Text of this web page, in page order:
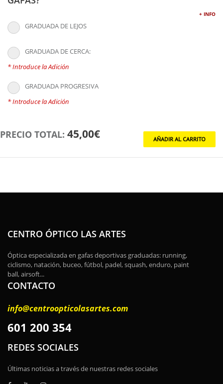
+ INFO
GRADUADA DE LEJOS
GRADUADA DE CERCA:
* Introduce la Adición
GRADUADA PROGRESIVA
* Introduce la Adición
PRECIO TOTAL: 45,00€
CENTRO ÓPTICO LAS ARTES
Óptica especializada en gafas deportivas graduadas: running,
ciclismo, natación, buceo, fútbol, padel, squash, enduro, paint
ball, airsoft...
CONTACTO
info@centroopticolasartes.com
601 200 354
REDES SOCIALES
Últimas noticias a través de nuestras redes sociales